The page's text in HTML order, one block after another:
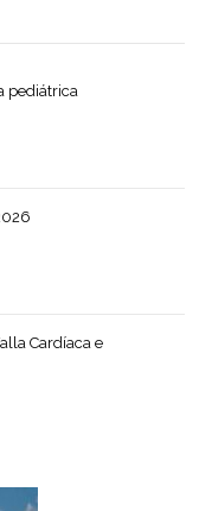
pediátrica
Cardíaca e